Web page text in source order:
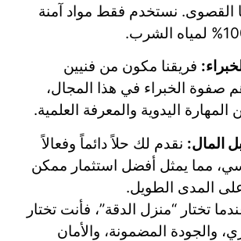
القصوى. نستخدم فقط مواد آمنة
فريقنا مكون من فنيين
صفوة الخبراء في هذا المجال،
اليدوية والمعرفة العلمية.
المال: نقدم لك حلاً دائماً وفعالاً
مما يمثل أفضل استثمار ممكن
على المدى الطويل.
تختار “منزل الدقة”، فأنت تختار
والجودة المضمونة، والأمان